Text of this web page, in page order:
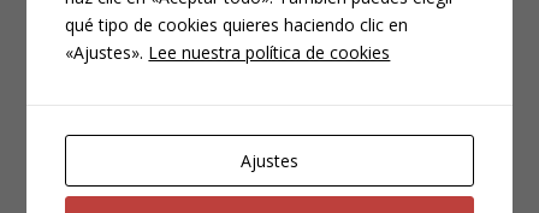
Compliance
Noticias
Penal
Penitenciario
qué tipo de cookies quieres haciendo clic en
«Ajustes». Lee nuestra política de cookies
Ajustes